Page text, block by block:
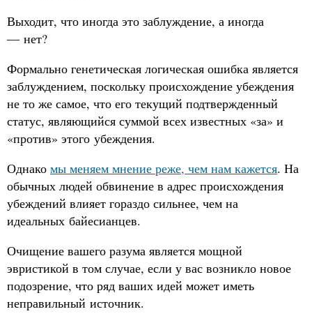
Выходит, что иногда это заблуждение, а иногда
— нет?
Формально генетическая логическая ошибка является
заблуждением, поскольку происхождение убеждения
не то же самое, что его текущий подтвержденный
статус, являющийся суммой всех известных «за» и
«против» этого убеждения.
Однако мы меняем мнение реже, чем нам кажется. На
обычных людей обвинение в адрес происхождения
убеждений влияет гораздо сильнее, чем на
идеальных байесианцев.
Очищение вашего разума является мощной
эвристикой в том случае, если у вас возникло новое
подозрение, что ряд ваших идей может иметь
неправильный источник.